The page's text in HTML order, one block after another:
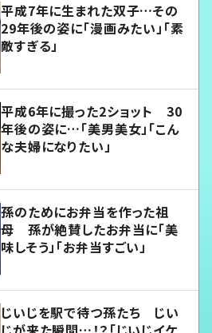
平成7年に生まれた双子…その
29年後の姿に「漫画みたい」「素
敵すぎる」
平成6年に撮った2ショット 30
年後の姿に…「美男美女」「こん
な夫婦になりたい」
孫のためにお弁当を作った祖
母 孫が絶賛したお弁当に「美
味しそう」「お弁当すごい」
じいじを駅で待つ孫たち じい